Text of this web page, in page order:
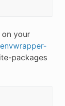
on your
packages